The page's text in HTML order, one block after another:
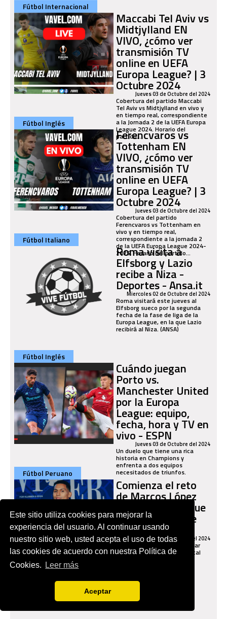
Este sitio utiliza cookies para mejorar la
experiencia del usuario. Al continuar usando
nuestro sitio web, usted acepta el uso de todas
las cookies de acuerdo con nuestra Política de
Cookies.
Leer más
Aceptar
Fútbol Internacional
Maccabi Tel Aviv vs
Midtjylland EN
VIVO, ¿cómo ver
transmisión TV
online en UEFA
Europa League? | 3
Octubre 2024
Jueves 03 de Octubre del 2024
Cobertura del partido Maccabi
Tel Aviv vs Midtjylland en vivo y
en tiempo real, correspondiente
a la Jornada 2 de la UEFA Europa
League 2024. Horario del
partido...
Fútbol Inglés
Ferencvaros vs
Tottenham EN
VIVO, ¿cómo ver
transmisión TV
online en UEFA
Europa League? | 3
Octubre 2024
Jueves 03 de Octubre del 2024
Cobertura del partido
Ferencvaros vs Tottenham en
vivo y en tiempo real,
correspondiente a la jornada 2
de la UEFA Europa League 2024-
2025. Horario del partido...
Fútbol Italiano
Roma visita a
Elfsborg y Lazio
recibe a Niza -
Deportes - Ansa.it
Miercoles 02 de Octubre del 2024
Roma visitará este jueves al
Elfsborg sueco por la segunda
fecha de la fase de liga de la
Europa League, en la que Lazio
recibirá al Niza. (ANSA)
Fútbol Inglés
Cuándo juegan
Porto vs.
Manchester United
por la Europa
League: equipo,
fecha, hora y TV en
vivo - ESPN
Jueves 03 de Octubre del 2024
Un duelo que tiene una rica
historia en Champions y
enfrenta a dos equipos
necesitados de triunfos.
Fútbol Peruano
Comienza el reto
de Marcos López
con el Copenhague
en la Conference
League - ESPN
Miercoles 02 de Octubre del 2024
El lateral peruano buscará dar
que hablar a nivel continental